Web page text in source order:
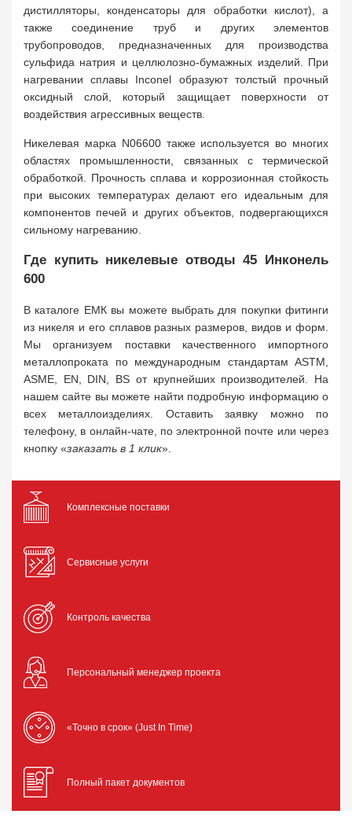
дистилляторы, конденсаторы для обработки кислот), а
также соединение труб и других элементов
трубопроводов, предназначенных для производства
сульфида натрия и целлюлозно-бумажных изделий. При
нагревании сплавы Inconel образуют толстый прочный
оксидный слой, который защищает поверхности от
воздействия агрессивных веществ.
Никелевая марка N06600 также используется во многих
областях промышленности, связанных с термической
обработкой. Прочность сплава и коррозионная стойкость
при высоких температурах делают его идеальным для
компонентов печей и других объектов, подвергающихся
сильному нагреванию.
Где купить никелевые отводы 45 Инконель
600
В каталоге ЕМК вы можете выбрать для покупки фитинги
из никеля и его сплавов разных размеров, видов и форм.
Мы организуем поставки качественного импортного
металлопроката по международным стандартам ASTM,
ASME, EN, DIN, BS от крупнейших производителей. На
нашем сайте вы можете найти подробную информацию о
всех металлоизделиях. Оставить заявку можно по
телефону, в онлайн-чате, по электронной почте или через
кнопку «заказать в 1 клик».
Комплексные поставки
Сервисные услуги
Контроль качества
Персональный менеджер проекта
«Точно в срок» (Just In Time)
Полный пакет документов